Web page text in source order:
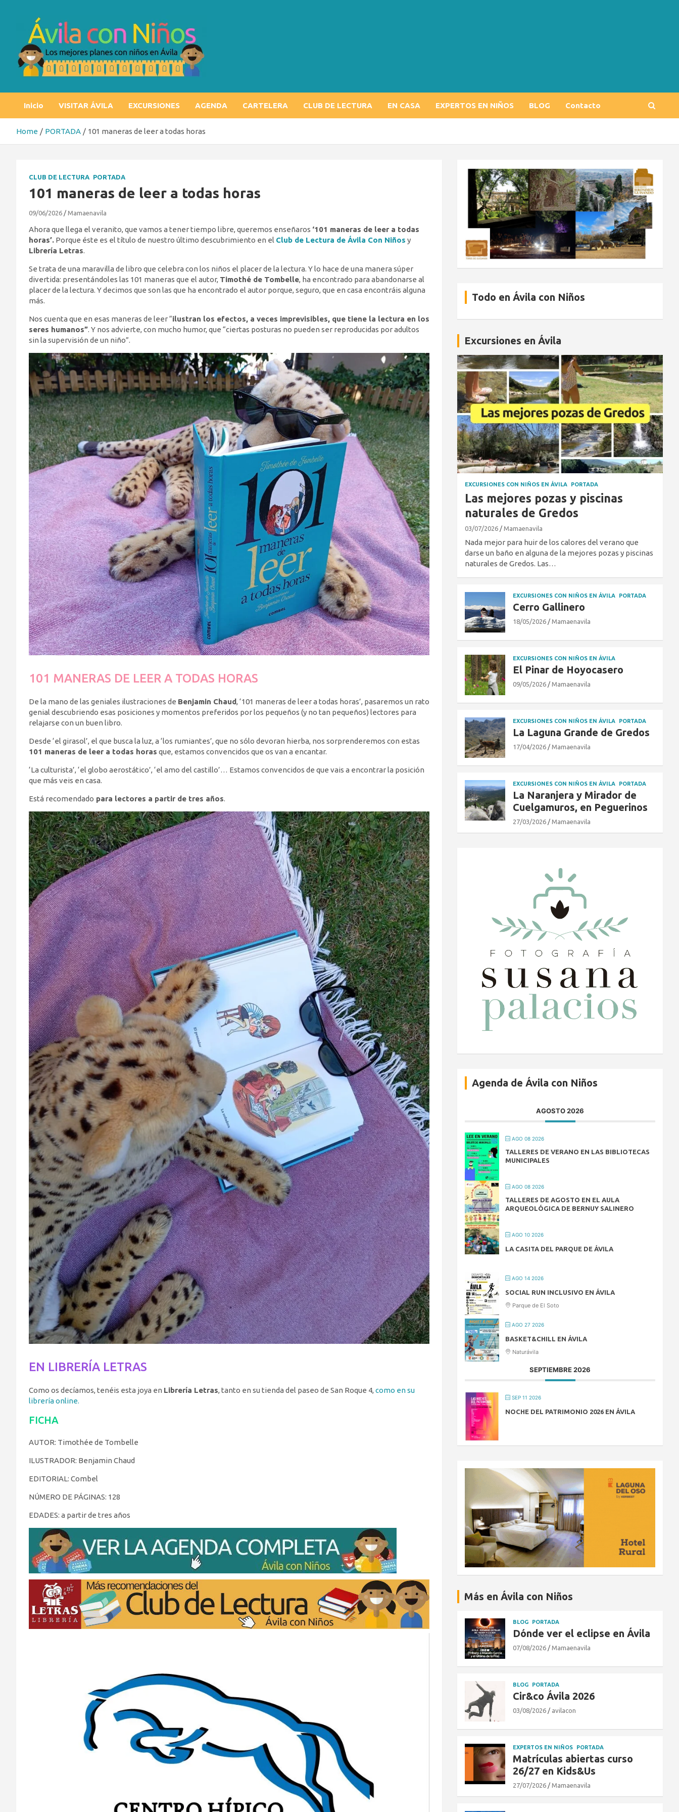
Inicio VISITAR ÁVILA EXCURSIONES AGENDA CARTELERA CLUB DE LECTURA EN CASA EXPERTOS EN NIÑOS BLOG Contacto
Home PORTADA 101 maneras de leer a todas horas
CLUB DE LECTURA PORTADA
101 maneras de leer a todas horas
09/06/2026 Mamaenavila
Ahora que llega el veranito, que vamos a tener tiempo libre, queremos enseñaros ‘101 maneras de leer a todas
horas’. Porque éste es el título de nuestro último descubrimiento en el Club de Lectura de Ávila Con Niños y
Librería Letras.
Se trata de una maravilla de libro que celebra con los niños el placer de la lectura. Y lo hace de una manera súper
divertida: presentándoles las 101 maneras que el autor, Timothé de Tombelle, ha encontrado para abandonarse al
placer de la lectura. Y decimos que son las que ha encontrado el autor porque, seguro, que en casa encontráis alguna
más.
Nos cuenta que en esas maneras de leer “ilustran los efectos, a veces imprevisibles, que tiene la lectura en los
seres humanos”. Y nos advierte, con mucho humor, que “ciertas posturas no pueden ser reproducidas por adultos
sin la supervisión de un niño”.
101 MANERAS DE LEER A TODAS HORAS
De la mano de las geniales ilustraciones de Benjamin Chaud, ‘101 maneras de leer a todas horas’, pasaremos un rato
genial descubriendo esas posiciones y momentos preferidos por los pequeños (y no tan pequeños) lectores para
relajarse con un buen libro.
Desde ‘el girasol’, el que busca la luz, a ‘los rumiantes’, que no sólo devoran hierba, nos sorprenderemos con estas
101 maneras de leer a todas horas que, estamos convencidos que os van a encantar.
‘La culturista’, ‘el globo aerostático’, ‘el amo del castillo’… Estamos convencidos de que vais a encontrar la posición
que más veis en casa.
Está recomendado para lectores a partir de tres años.
EN LIBRERÍA LETRAS
Como os decíamos, tenéis esta joya en Librería Letras, tanto en su tienda del paseo de San Roque 4, como en su
librería online.
FICHA
AUTOR: Timothée de Tombelle
ILUSTRADOR: Benjamin Chaud
EDITORIAL: Combel
NÚMERO DE PÁGINAS: 128
EDADES: a partir de tres años
Todo en Ávila con Niños
Excursiones en Ávila
EXCURSIONES CON NIÑOS EN ÁVILA PORTADA
Las mejores pozas y piscinas
naturales de Gredos
03/07/2026 Mamaenavila
Nada mejor para huir de los calores del verano que
darse un baño en alguna de la mejores pozas y piscinas
naturales de Gredos. Las…
EXCURSIONES CON NIÑOS EN ÁVILA PORTADA
Cerro Gallinero
18/05/2026 Mamaenavila
EXCURSIONES CON NIÑOS EN ÁVILA
El Pinar de Hoyocasero
09/05/2026 Mamaenavila
EXCURSIONES CON NIÑOS EN ÁVILA PORTADA
La Laguna Grande de Gredos
17/04/2026 Mamaenavila
EXCURSIONES CON NIÑOS EN ÁVILA PORTADA
La Naranjera y Mirador de
Cuelgamuros, en Peguerinos
27/03/2026 Mamaenavila
Agenda de Ávila con Niños
AGOSTO 2026
AGO 08 2026
TALLERES DE VERANO EN LAS BIBLIOTECAS
MUNICIPALES
AGO 08 2026
TALLERES DE AGOSTO EN EL AULA
ARQUEOLÓGICA DE BERNUY SALINERO
AGO 10 2026
LA CASITA DEL PARQUE DE ÁVILA
AGO 14 2026
SOCIAL RUN INCLUSIVO EN ÁVILA
Parque de El Soto
AGO 27 2026
BASKET&CHILL EN ÁVILA
Naturávila
SEPTIEMBRE 2026
SEP 11 2026
NOCHE DEL PATRIMONIO 2026 EN ÁVILA
Más en Ávila con Niños
BLOG PORTADA
Dónde ver el eclipse en Ávila
07/08/2026 Mamaenavila
BLOG PORTADA
Cir&co Ávila 2026
03/08/2026 avilacon
EXPERTOS EN NIÑOS PORTADA
Matrículas abiertas curso
26/27 en Kids&Us
27/07/2026 Mamaenavila